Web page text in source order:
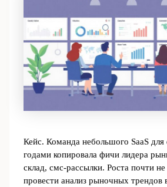
Кейс. Команда небольшого SaaS для
годами копировала фичи лидера
склад, смс‑рассылки. Роста почти
провести анализ рыночных трендов